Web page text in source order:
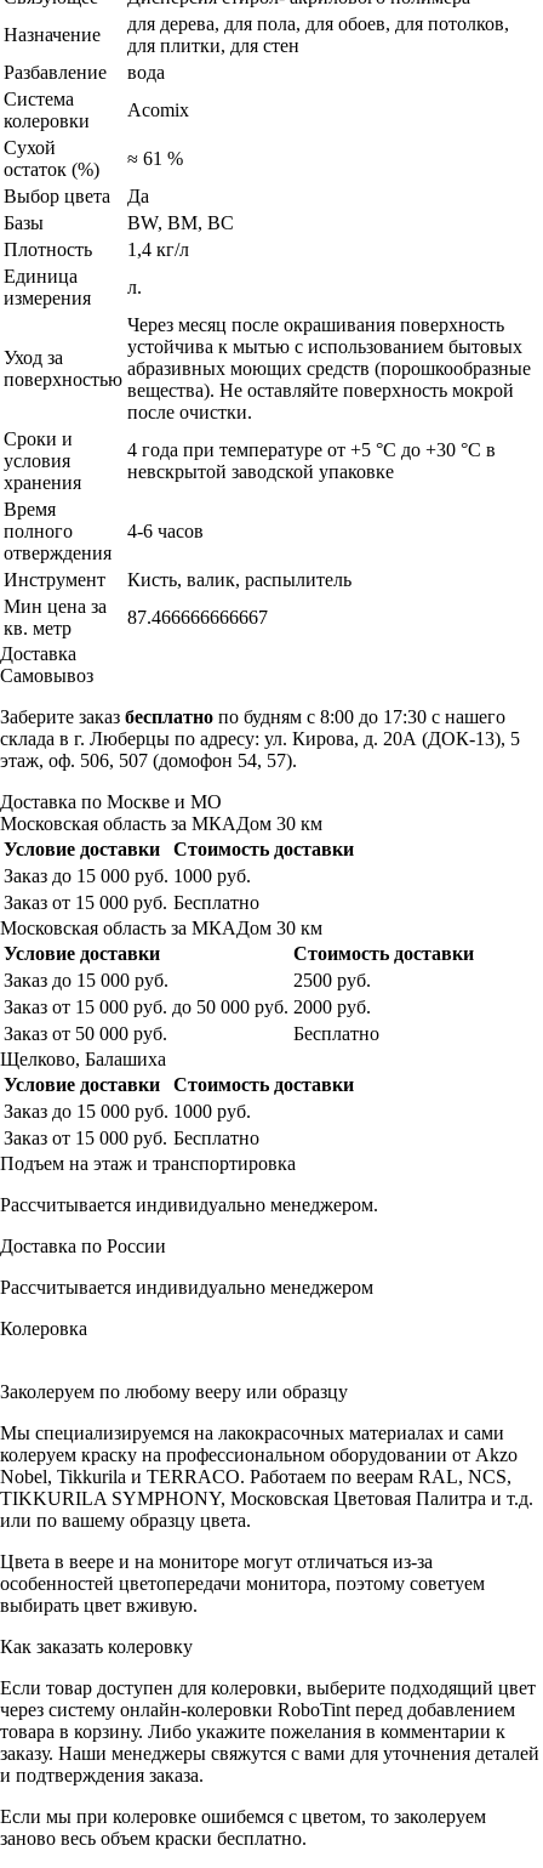
Назначение
для дерева, для пола, для обоев, для потолков,
для плитки, для стен
Разбавление
вода
Система
колеровки
Acomix
Сухой
остаток (%)
≈ 61 %
Выбор цвета
Да
Базы
BW, BM, BC
Плотность
1,4 кг/л
Единица
измерения
л.
Уход за
поверхностью
Через месяц после окрашивания поверхность
устойчива к мытью с использованием бытовых
абразивных моющих средств (порошкообразные
вещества). Не оставляйте поверхность мокрой
после очистки.
Сроки и
условия
хранения
4 года при температуре от +5 °С до +30 °С в
невскрытой заводской упаковке
Время
полного
отверждения
4-6 часов
Инструмент
Кисть, валик, распылитель
Мин цена за
кв. метр
87.466666666667
Доставка
Самовывоз
Заберите заказ бесплатно по будням с 8:00 до 17:30 с нашего
склада в г. Люберцы по адресу: ул. Кирова, д. 20А (ДОК-13), 5
этаж, оф. 506, 507 (домофон 54, 57).
Доставка по Москве и МО
Московская область за МКАДом 30 км
Условие доставки
Стоимость доставки
Заказ до 15 000 руб. 1000 руб.
Заказ от 15 000 руб. Бесплатно
Московская область за МКАДом 30 км
Условие доставки
Стоимость доставки
Заказ до 15 000 руб.
2500 руб.
Заказ от 15 000 руб. до 50 000 руб. 2000 руб.
Заказ от 50 000 руб.
Бесплатно
Щелково, Балашиха
Условие доставки
Стоимость доставки
Заказ до 15 000 руб. 1000 руб.
Заказ от 15 000 руб. Бесплатно
Подъем на этаж и транспортировка
Рассчитывается индивидуально менеджером.
Доставка по России
Рассчитывается индивидуально менеджером
Колеровка
Заколеруем по любому вееру или образцу
Мы специализируемся на лакокрасочных материалах и сами
колеруем краску на профессиональном оборудовании от Akzo
Nobel, Tikkurila и TERRACO. Работаем по веерам RAL, NCS,
TIKKURILA SYMPHONY, Московская Цветовая Палитра и т.д.
или по вашему образцу цвета.
Цвета в веере и на мониторе могут отличаться из-за
особенностей цветопередачи монитора, поэтому советуем
выбирать цвет вживую.
Как заказать колеровку
Если товар доступен для колеровки, выберите подходящий цвет
через систему онлайн-колеровки RoboTint перед добавлением
товара в корзину. Либо укажите пожелания в комментарии к
заказу. Наши менеджеры свяжутся с вами для уточнения деталей
и подтверждения заказа.
Если мы при колеровке ошибемся с цветом, то заколеруем
заново весь объем краски бесплатно.